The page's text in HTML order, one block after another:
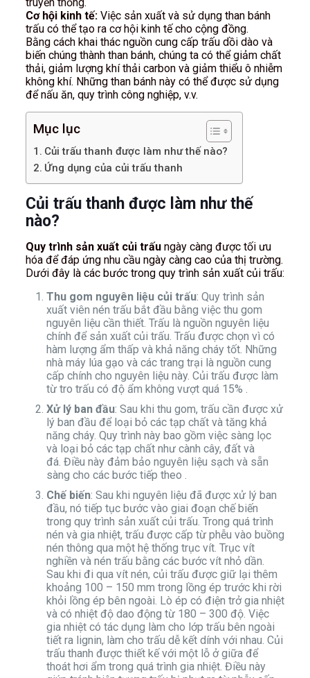
Cơ hội kinh tế:Việc sản xuất và sử dụng than bánh
trấu có thể tạo ra cơ hội kinh tế cho cộng đồng.
Bằng cách khai thác nguồn cung cấp trấu dồi dào và
biến chúng thành than bánh, chúng ta có thể giảm chất
thải, giảm lượng khí thải carbon và giảm thiểu ô nhiễm
không khí. Những than bánh này có thể được sử dụng
để nấu ăn, quy trình công nghiệp, v.v.
Mục lục
Củi trấu thanh được làm như thế nào?
Ứng dụng của củi trấu thanh
Củi trấu thanh được làm như thế
nào?
Quy trình sản xuất củi trấungày càng được tối ưu
hóa để đáp ứng nhu cầu ngày càng cao của thị trường.
Dưới đây là các bước trong quy trình sản xuất củi trấu:
Thu gom nguyên liệu củi trấu: Quy trình sản
xuất viên nén trấu bắt đầu bằng việc thu gom
nguyên liệu cần thiết. Trấu là nguồn nguyên liệu
chính để sản xuất củi trấu. Trấu được chọn vì có
hàm lượng ẩm thấp và khả năng cháy tốt. Những
nhà máy lúa gạo và các trang trại là nguồn cung
cấp chính cho nguyên liệu này. Củi trấu được làm
từ tro trấu có độ ẩm không vượt quá 15% .
Xử lý ban đầu: Sau khi thu gom, trấu cần được xử
lý ban đầu để loại bỏ các tạp chất và tăng khả
năng cháy. Quy trình này bao gồm việc sàng lọc
và loại bỏ các tạp chất như cành cây, đất và
đá. Điều này đảm bảo nguyên liệu sạch và sẵn
sàng cho các bước tiếp theo .
Chế biến: Sau khi nguyên liệu đã được xử lý ban
đầu, nó tiếp tục bước vào giai đoạn chế biến
trong quy trình sản xuất củi trấu. Trong quá trình
nén và gia nhiệt, trấu được cấp từ phễu vào buồng
nén thông qua một hệ thống trục vít. Trục vít
nghiền và nén trấu bằng các bước vít nhỏ dần.
Sau khi đi qua vít nén, củi trấu được giữ lại thêm
khoảng 100 – 150 mm trong lồng ép trước khi rời
khỏi lồng ép bên ngoài. Lò ép có điện trở gia nhiệt
và có nhiệt độ dao động từ 180 – 300 độ. Việc
gia nhiệt có tác dụng làm cho lớp trấu bên ngoài
tiết ra lignin, làm cho trấu dễ kết dính với nhau. Củi
trấu thanh được thiết kế với một lỗ ở giữa để
thoát hơi ẩm trong quá trình gia nhiệt. Điều này